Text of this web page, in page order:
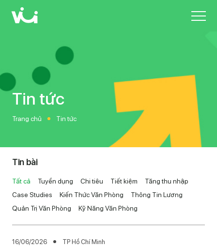
Tin tức
Trang chủ Tin tức
Tin bài
Tất cả Tuyển dụng Chi tiêu Tiết kiệm
Tăng thu nhập
Case Studies
Kiến Thức Văn Phòng
Thông Tin Lương
Quản Trị Văn Phòng
Kỹ Năng Văn Phòng
16/06/2026 TP Hồ Chí Minh